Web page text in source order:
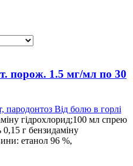
порож. 1.5 мг/мл по 30
пародонтоз Від болю в горлі
гідрохлорид;100 мл спрею
0,15 г бензидаміну
етанол 96 %,